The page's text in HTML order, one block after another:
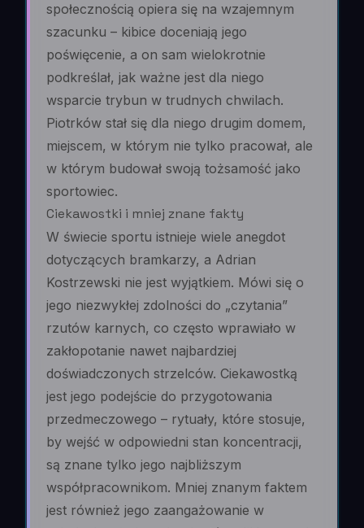
społecznością opiera się na wzajemnym
szacunku – kibice doceniają jego
poświęcenie, a on sam wielokrotnie
podkreślał, jak ważne jest dla niego
wsparcie trybun w trudnych chwilach.
Piotrków stał się dla niego drugim domem,
miejscem, w którym nie tylko pracował, ale
w którym budował swoją tożsamość jako
sportowiec.
Ciekawostki i mniej znane fakty
W świecie sportu istnieje wiele anegdot
dotyczących bramkarzy, a Adrian
Kostrzewski nie jest wyjątkiem. Mówi się o
jego niezwykłej zdolności do „czytania”
rzutów karnych, co często wprawiało w
zakłopotanie nawet najbardziej
doświadczonych strzelców. Ciekawostką
jest jego podejście do przygotowania
przedmeczowego – rytuały, które stosuje,
by wejść w odpowiedni stan koncentracji,
są znane tylko jego najbliższym
współpracownikom. Mniej znanym faktem
jest również jego zaangażowanie w